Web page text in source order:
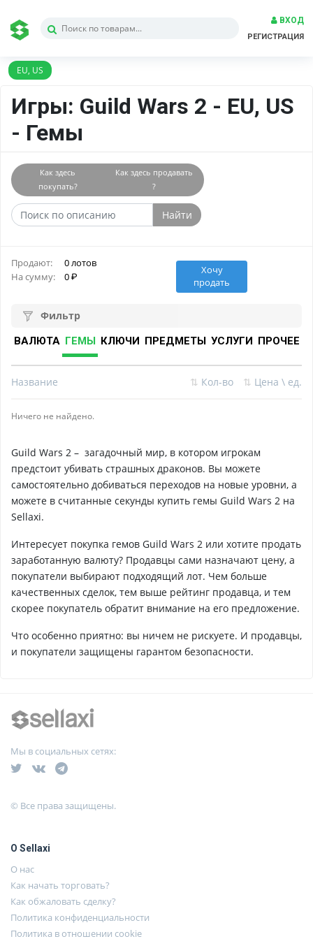
ВХОД
РЕГИСТРАЦИЯ
EU, US
Игры: Guild Wars 2 - EU, US
- Гемы
Как здесь
покупать?
Как здесь продавать
?
Найти
Продают:
0 лотов
На сумму:
0
Хочу
продать
Фильтр
ВАЛЮТА ГЕМЫ КЛЮЧИ ПРЕДМЕТЫ УСЛУГИ ПРОЧЕЕ
Название ⇅ Кол-во ⇅ Цена \ ед.
Ничего не найдено.
Guild Wars 2 – загадочный мир, в котором игрокам
предстоит убивать страшных драконов. Вы можете
самостоятельно добиваться переходов на новые уровни, а
можете в считанные секунды купить гемы Guild Wars 2 на
Sellaxi.
Интересует покупка гемов Guild Wars 2 или хотите продать
заработанную валюту? Продавцы сами назначают цену, а
покупатели выбирают подходящий лот. Чем больше
качественных сделок, тем выше рейтинг продавца, и тем
скорее покупатель обратит внимание на его предложение.
Что особенно приятно: вы ничем не рискуете. И продавцы,
и покупатели защищены гарантом безопасности.
Мы в социальных сетях:
© Все права защищены.
О Sellaxi
О нас
Как начать торговать?
Как обжаловать сделку?
Политика конфиденциальности
Политика в отношении cookie